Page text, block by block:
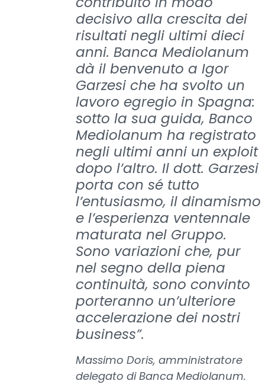
decisivo alla crescita dei
risultati negli ultimi dieci
anni. Banca Mediolanum
dà il benvenuto a Igor
Garzesi che ha svolto un
lavoro egregio in Spagna:
sotto la sua guida, Banco
Mediolanum ha registrato
negli ultimi anni un exploit
dopo l’altro. Il dott. Garzesi
porta con sé tutto
l’entusiasmo, il dinamismo
e l’esperienza ventennale
maturata nel Gruppo.
Sono variazioni che, pur
nel segno della piena
continuità, sono convinto
porteranno un’ulteriore
accelerazione dei nostri
business”.
Massimo Doris, amministratore
delegato di Banca Mediolanum.